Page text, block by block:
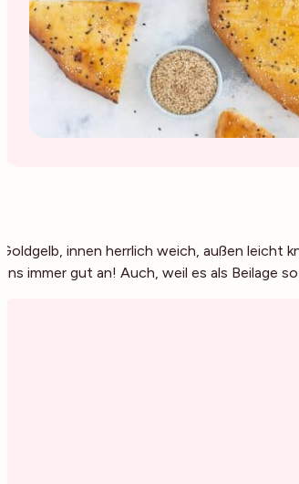
Goldgelb, innen herrlich weich, außen leicht
uns immer gut an! Auch, weil es als Beilage